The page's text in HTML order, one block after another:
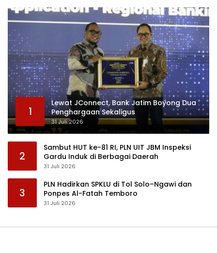
1
Lewat JConnect, Bank Jatim Boyong Dua
Penghargaan Sekaligus
31 Juli 2026
2
Sambut HUT ke-81 RI, PLN UIT JBM Inspeksi
Gardu Induk di Berbagai Daerah
31 Juli 2026
3
PLN Hadirkan SPKLU di Tol Solo–Ngawi dan
Ponpes Al-Fatah Temboro
31 Juli 2026